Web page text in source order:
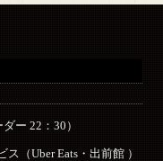
ー 22：30）
（Uber Eats・出前館 ）